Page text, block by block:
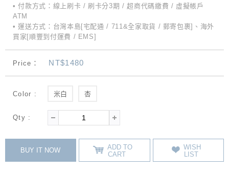
• 付款方式：線上刷卡 / 刷卡分3期 / 超商代碼繳費 / 虛擬帳戶
ATM
• 運送方式：台灣本島[宅配通 / 711&全家取貨 / 郵寄包裹]、海外
買家[順豐到付運費 / EMS]
Price： NT$1480
Color : 米白 杏
Qty :
BUY IT NOW
ADD TO
CART
WISH
LIST